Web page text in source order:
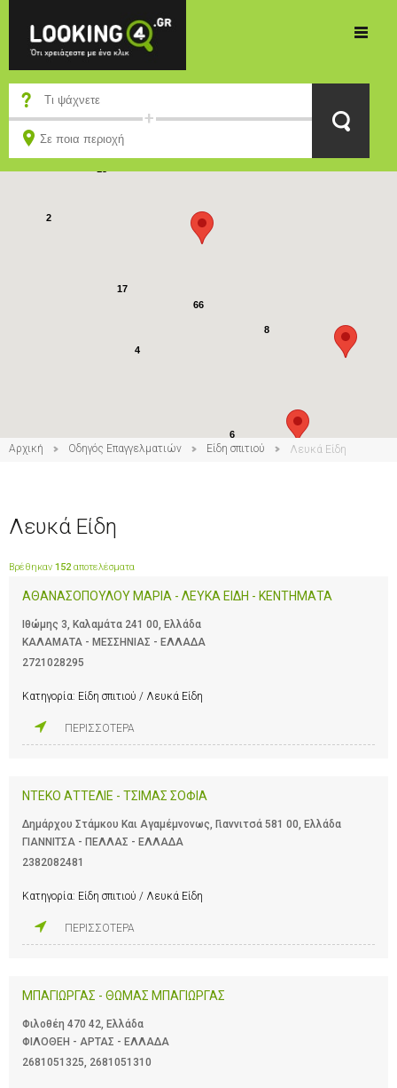
66
17
6
8
4
2
Αρχική Οδηγός Επαγγελματιών Είδη σπιτιού Λευκά Είδη
Λευκά Είδη
Βρέθηκαν 152 αποτελέσματα
ΑΘΑΝΑΣΟΠΟΥΛΟΥ ΜΑΡΙΑ - ΛΕΥΚΑ ΕΙΔΗ - ΚΕΝΤΗΜΑΤΑ
Ιθώμης 3, Καλαμάτα 241 00, Ελλάδα
ΚΑΛΑΜΑΤΑ - ΜΕΣΣΗΝΙΑΣ - ΕΛΛΑΔΑ
2721028295
Κατηγορία: Είδη σπιτιού / Λευκά Είδη
ΠΕΡΙΣΣΟΤΕΡΑ
ΝΤΕΚΟ ΑΤΤΕΛΙΕ - ΤΣΙΜΑΣ ΣΟΦΙΑ
Δημάρχου Στάμκου Και Αγαμέμνονως, Γιαννιτσά 581 00, Ελλάδα
ΓΙΑΝΝΙΤΣΑ - ΠΕΛΛΑΣ - ΕΛΛΑΔΑ
2382082481
Κατηγορία: Είδη σπιτιού / Λευκά Είδη
ΠΕΡΙΣΣΟΤΕΡΑ
ΜΠΑΓΙΩΡΓΑΣ - ΘΩΜΑΣ ΜΠΑΓΙΩΡΓΑΣ
Φιλοθέη 470 42, Ελλάδα
ΦΙΛΟΘΕΗ - ΑΡΤΑΣ - ΕΛΛΑΔΑ
2681051325 2681051310